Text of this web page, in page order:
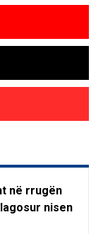
në rrugën
nisen